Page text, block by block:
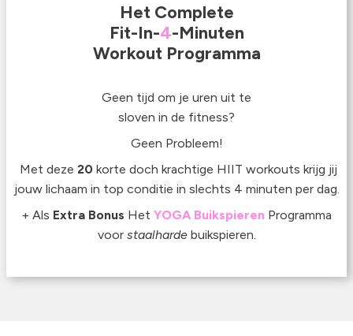
Het Complete
Fit-In-4-Minuten
Workout Programma
Geen tijd om je uren uit te
sloven in de fitness?
Geen Probleem!
Met deze 20korte doch krachtige HIIT workouts krijg jij
jouw lichaam in top conditie in slechts 4 minuten per dag.
+ Als Extra Bonus Het YOGA Buikspieren Programma
voor staalhardebuikspieren.